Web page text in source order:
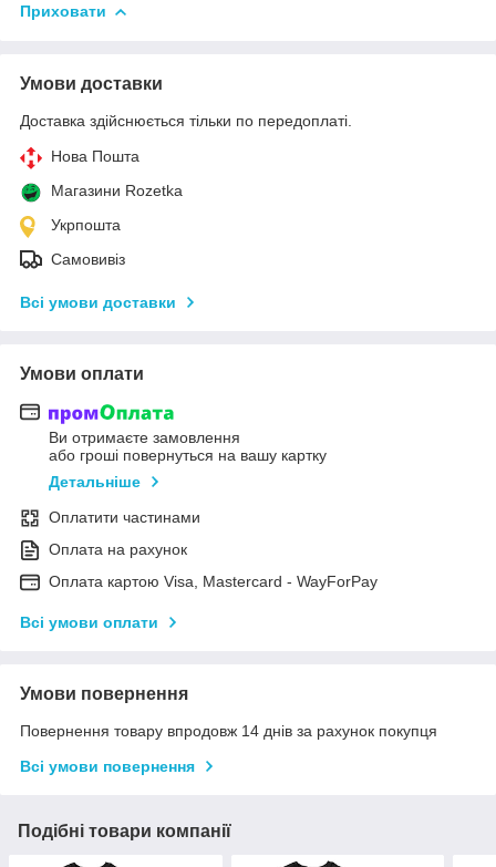
Приховати
Умови доставки
Доставка здійснюється тільки по передоплаті.
Нова Пошта
Магазини Rozetka
Укрпошта
Самовивіз
Всі умови доставки
Умови оплати
Ви отримаєте замовлення
або гроші повернуться на вашу картку
Детальніше
Оплатити частинами
Оплата на рахунок
Оплата картою Visa, Mastercard - WayForPay
Всі умови оплати
Умови повернення
Повернення товару впродовж 14 днів за рахунок покупця
Всі умови повернення
Подібні товари компанії